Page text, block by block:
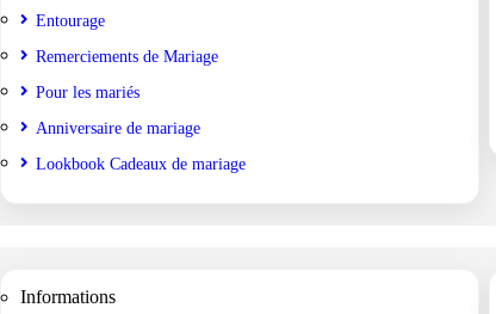
Entourage
Remerciements de Mariage
Pour les mariés
Anniversaire de mariage
Lookbook Cadeaux de mariage
Informations